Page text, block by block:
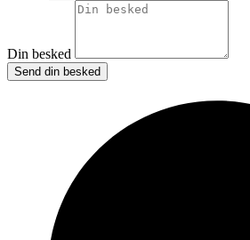
Din besked
Send din besked